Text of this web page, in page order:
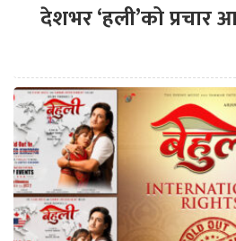
देशभर ‘हली’को प्रचार